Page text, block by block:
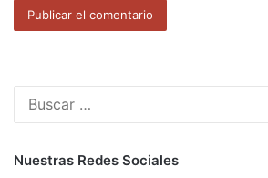
Nuestras Redes Sociales